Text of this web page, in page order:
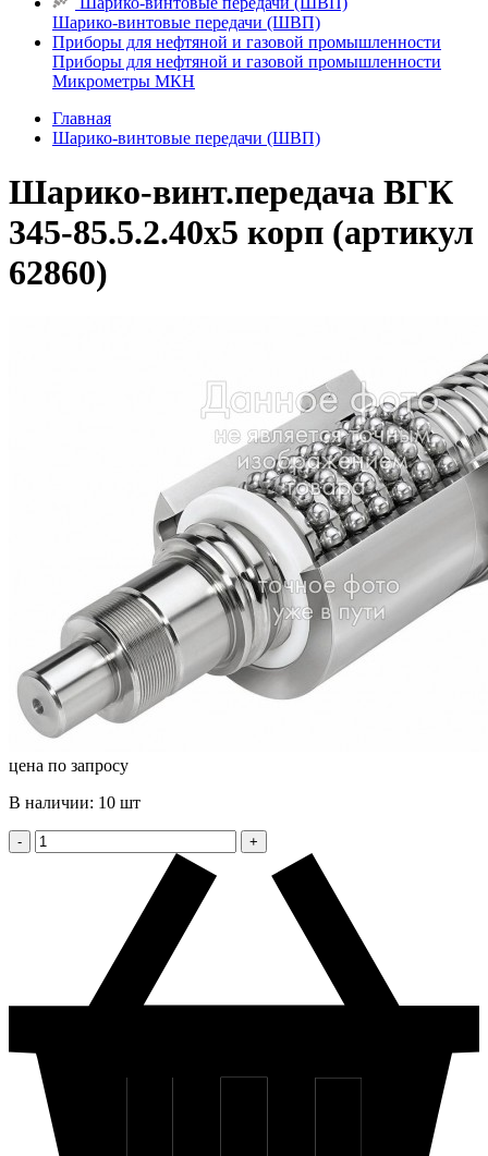
Шарико-винтовые передачи (ШВП)
Приборы для нефтяной и газовой промышленности
Приборы для нефтяной и газовой промышленности
Микрометры МКН
Главная
Шарико-винтовые передачи (ШВП)
Шарико-винт.передача ВГК
345-85.5.2.40х5 корп (артикул
62860)
цена по запросу
В наличии: 10 шт